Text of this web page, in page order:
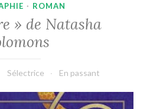
· ROMAN
» de Natasha
Sélectrice En passant